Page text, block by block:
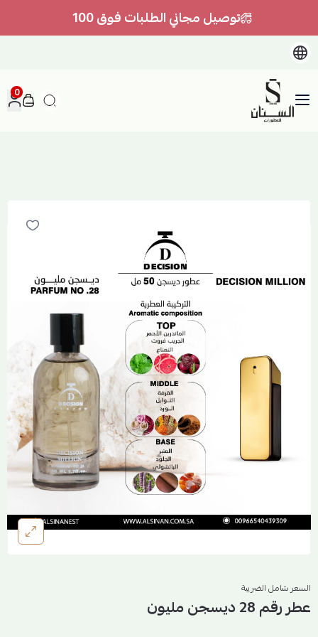
توصيل مجاني الطلبات فوق 100
السنان للعطور والعسل الطبيعي
0
السعر شامل الضريبة
عطر رقم 28 ديسجن مليون